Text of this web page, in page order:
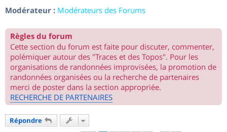
Modérateur : Modérateurs des Forums
Règles du forum
Cette section du forum est faite pour discuter, commenter,
polémiquer autour des "Traces et des Topos". Pour les
organisations de randonnées improvisées, la promotion de
randonnées organisées ou la recherche de partenaires
merci de poster dans la section appropriée.
RECHERCHE DE PARTENAIRES
Répondre